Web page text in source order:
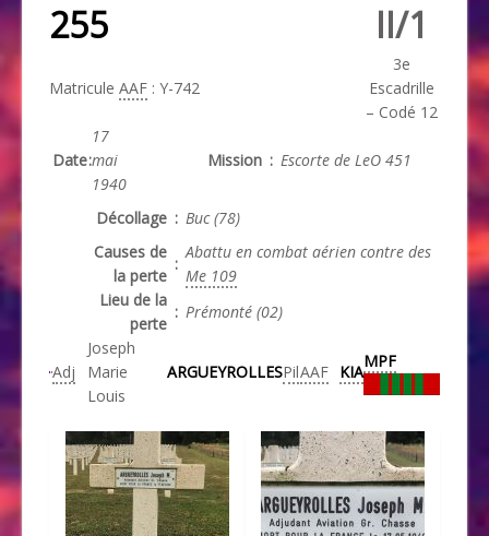
255
II/1
Matricule AAF : Y-742
3e
Escadrille
– Codé 12
Date:
17
mai
1940
Mission : Escorte de LeO 451
Décollage : Buc (78)
Causes de
la perte
:
Abattu en combat aérien contre des
Me 109
Lieu de la
perte
: Prémonté (02)
Adj
Joseph
Marie
Louis
ARGUEYROLLESPilAAF KIA
MPF